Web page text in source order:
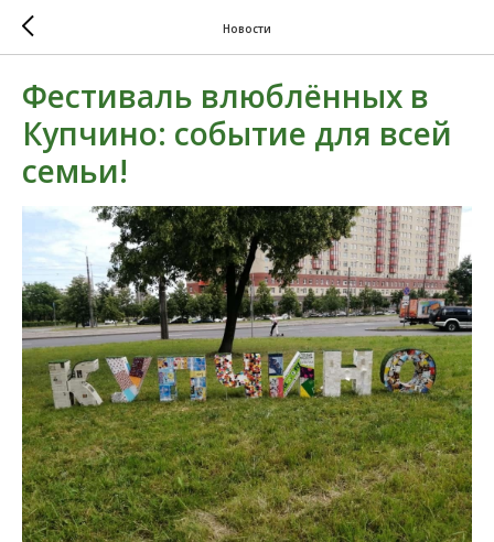
Новости
Фестиваль влюблённых в
Купчино: событие для всей
семьи!